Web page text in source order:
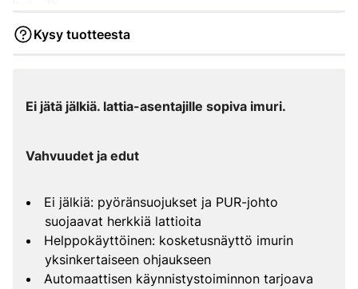
Kysy tuotteesta
Ei jätä jälkiä. lattia-asentajille sopiva imuri.
Vahvuudet ja edut
Ei jälkiä: pyöränsuojukset ja PUR-johto
suojaavat herkkiä lattioita
Helppokäyttöinen: kosketusnäyttö imurin
yksinkertaiseen ohjaukseen
Automaattisen käynnistystoiminnon tarjoava